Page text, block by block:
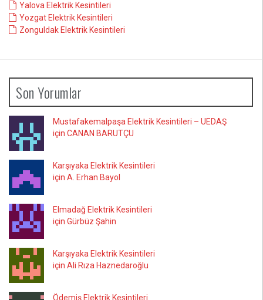
Yalova Elektrik Kesintileri
Yozgat Elektrik Kesintileri
Zonguldak Elektrik Kesintileri
Son Yorumlar
Mustafakemalpaşa Elektrik Kesintileri – UEDAŞ
için CANAN BARUTÇU
Karşıyaka Elektrik Kesintileri
için A. Erhan Bayol
Elmadağ Elektrik Kesintileri
için Gürbüz Şahin
Karşıyaka Elektrik Kesintileri
için Ali Rıza Haznedaroğlu
Ödemiş Elektrik Kesintileri